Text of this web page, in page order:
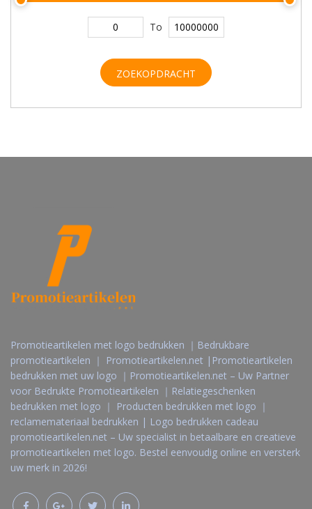
To
ZOEKOPDRACHT
Promotieartikelen met logo bedrukken ｜Bedrukbare
promotieartikelen ｜ Promotieartikelen.net |Promotieartikelen
bedrukken met uw logo ｜Promotieartikelen.net – Uw Partner
voor Bedrukte Promotieartikelen ｜Relatiegeschenken
bedrukken met logo ｜ Producten bedrukken met logo ｜
reclamemateriaal bedrukken | Logo bedrukken cadeau
promotieartikelen.net – Uw specialist in betaalbare en creatieve
promotieartikelen met logo. Bestel eenvoudig online en versterk
uw merk in 2026!